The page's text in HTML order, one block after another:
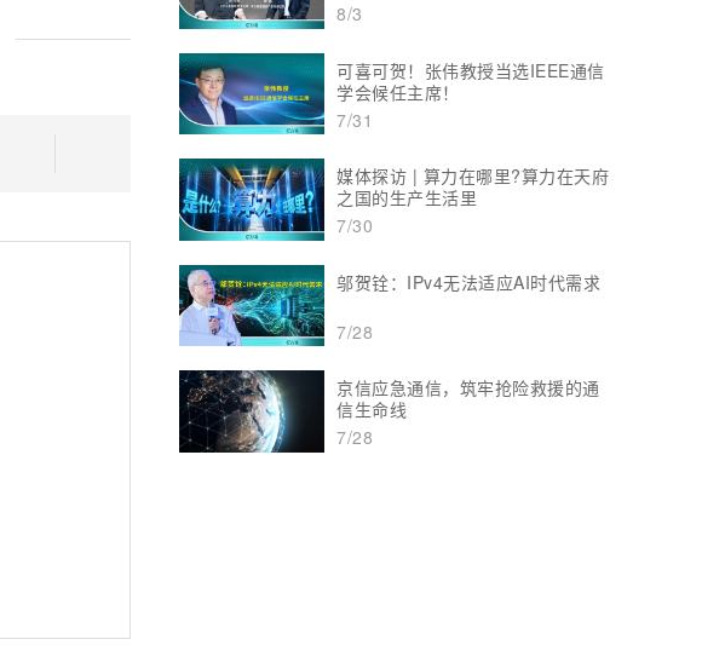
8/3
可喜可贺！张伟教授当选IEEE通信
学会候任主席！
7/31
媒体探访 | 算力在哪里?算力在天府
之国的生产生活里
7/30
邬贺铨：IPv4无法适应AI时代需求
7/28
京信应急通信，筑牢抢险救援的通
信生命线
7/28